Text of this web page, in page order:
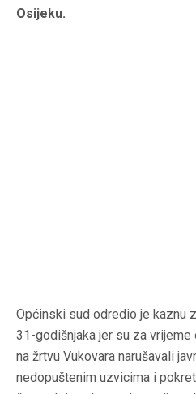
Osijeku.
Općinski sud odredio je kaznu
31-godišnjaka jer su za vrijeme
na žrtvu Vukovara narušavali
nedopuštenim uzvicima i